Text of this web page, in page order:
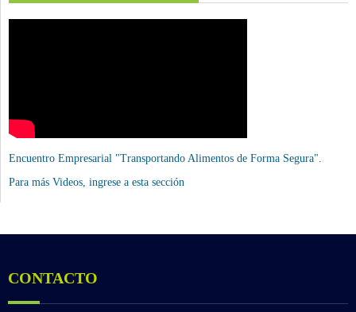
Encuentro Empresarial "Transportando Alimentos de Forma Segura".
Para más Videos, ingrese a esta sección
CONTACTO